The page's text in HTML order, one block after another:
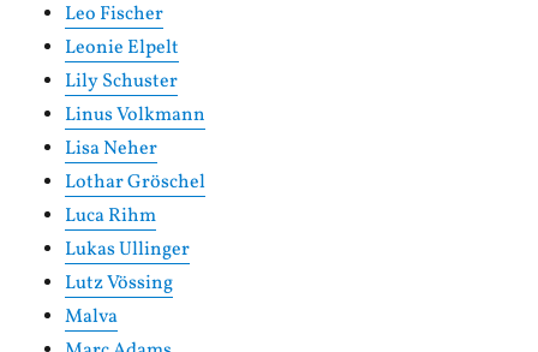
Leo Fischer
Leonie Elpelt
Lily Schuster
Linus Volkmann
Lisa Neher
Lothar Gröschel
Luca Rihm
Lukas Ullinger
Lutz Vössing
Malva